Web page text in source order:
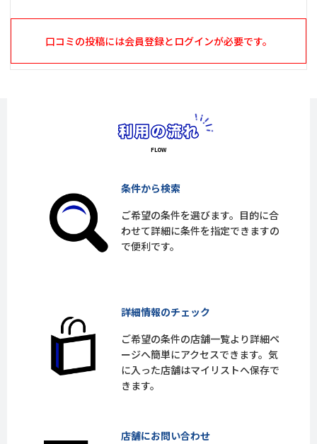
口コミの投稿には会員登録とログインが必要です。
条件から検索
ご希望の条件を選びます。目的に合
わせて詳細に条件を指定できますの
で便利です。
詳細情報のチェック
ご希望の条件の店舗一覧より詳細ペ
ージへ簡単にアクセスできます。気
に入った店舗はマイリストへ保存で
きます。
店舗にお問い合わせ